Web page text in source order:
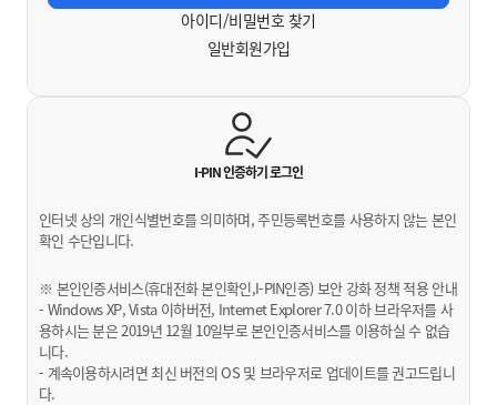
아이디/비밀번호 찾기
일반회원가입
I-PIN 인증하기로그인
인터넷 상의 개인식별번호를 의미하며, 주민등록번호를 사용하지 않는 본인
확인 수단입니다.
※ 본인인증서비스(휴대전화 본인확인,I-PIN인증) 보안 강화 정책 적용 안내
- Windows XP, Vista 이하버전, Internet Explorer 7.0 이하 브라우저를 사
용하시는 분은 2019년 12월 10일부로 본인인증서비스를 이용하실 수 없습
니다.
- 계속이용하시려면 최신 버전의 OS 및 브라우저로 업데이트를 권고드립니
다.